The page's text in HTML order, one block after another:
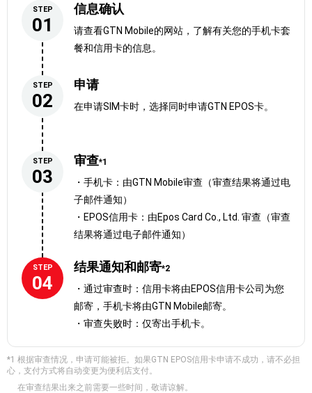
可以将积累的积分用来享受更多优惠！
＜例＞
・在网上购物或支付手机费、公共费用等时享受折扣
・在丸井集团的店铺或网EPOS上购物时享受折扣
・兑换成商品券或礼品券
・将积分充值到EPOS Visa预付卡，并在Visa加盟店使用
STEP
01
信息确认
请查看GTN Mobile的网站，了解有关您的手机卡套
餐和信用卡的信息。
STEP
02
申请
在申请SIM卡时，选择同时申请GTN EPOS卡。
STEP
03
审查*1
・手机卡：由GTN Mobile审查（审查结果将通过电
子邮件通知）
・EPOS信用卡：由Epos Card Co., Ltd. 审查（审查
结果将通过电子邮件通知）
STEP
04
结果通知和邮寄*2
・通过审查时：信用卡将由EPOS信用卡公司为您
邮寄，手机卡将由GTN Mobile邮寄。
・审查失败时：仅寄出手机卡。
*1 根据审查情况，申请可能被拒。如果GTN EPOS信用卡申请不成功，请不必担
心，支付方式将自动变更为便利店支付。
在审查结果出来之前需要一些时间，敬请谅解。